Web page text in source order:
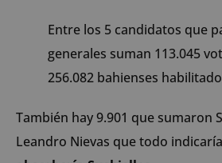
Entre los 5 candidatos que
generales suman 113.045
256.082 bahienses
También hay 9.901 que sumaron
Leandro Nievas que todo